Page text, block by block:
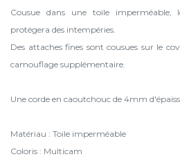
Cousue dans une toile imperméable,
protégera des intempéries.
Des attaches fines sont cousues sur le
camouflage supplémentaire.
Une corde en caoutchouc de 4mm
Matériau : Toile imperméable
Coloris : Multicam